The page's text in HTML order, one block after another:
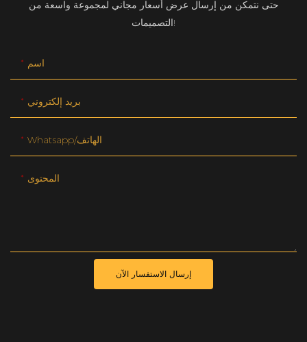
حتى نتمكن من إرسال عرض أسعار مجاني لمجموعة واسعة من
التصميمات!
اسم
بريد إلكتروني
Whatsapp/الهاتف
المحتوى
إرسال الاستفسار الآن